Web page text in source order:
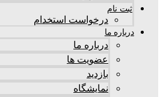
ثبت نام
درخواست استخدام
درباره ما
درباره ما
عضویت ها
بازدید
نمایشگاه